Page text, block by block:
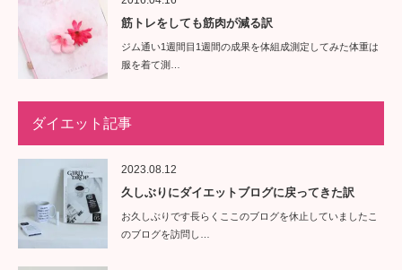
筋トレをしても筋肉が減る訳
ジム通い1週間目1週間の成果を体組成測定してみた体重は
服を着て測…
ダイエット記事
2023.08.12
久しぶりにダイエットブログに戻ってきた訳
お久しぶりです長らくここのブログを休止していましたこ
のブログを訪問し…